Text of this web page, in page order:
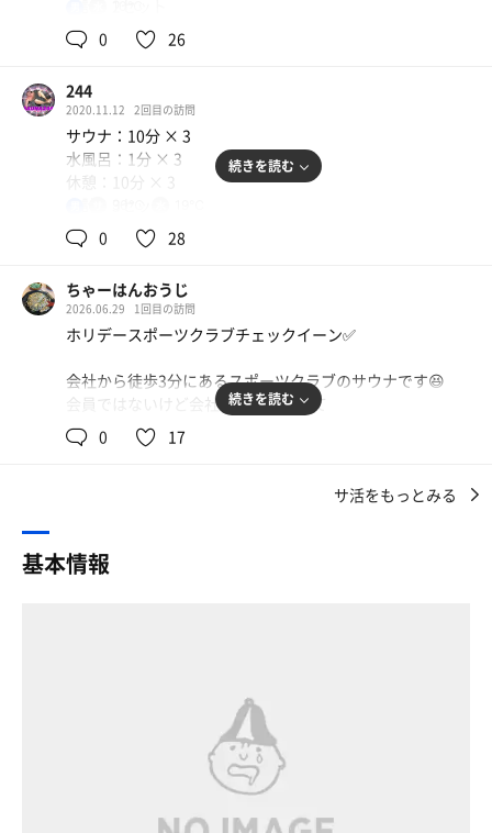
一言:ジムの利用者です。
れくらいの温度だったかなとの記憶です。
こちらの水風呂は季節によって温度差が激しいです。夏は
23度くらいあってぬるかった記憶があり、入れるだけあり
がたいと思って利用しておりました。
われます。今日初めて10度を見たので30秒程しか入れませ
最高でして。
寒い時期、下手にお金払ってシングル水風呂のある店舗行
くよりかは、ジム料金で利用出来るのでとてもありがたい
0 26
244
2020.11.12 2回目の訪問
サウナ：10分 × 3
水風呂：1分 × 3
休憩：10分 × 3
一言：友人からチケットを頂き乗降。
だからか、1セット目とんでもなく汗が出た。
サウナ90度に水風呂19度、バランスよかったなぁ。
続きを読む
0 28
ちゃーはんおうじ
2026.06.29 1回目の訪問
ホリデースポーツクラブチェックイーン✅
会社から徒歩3分にあるスポーツクラブのサウナです😆
会員ではないけど会社の補助を使って
本日は筋トレ→水泳→サウナの流れです。
まぁスポーツ施設付帯のサウナなので文句は言いません😑
続きを読む
0 17
サ活をもっとみる
基本情報